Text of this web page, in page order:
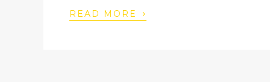
READ MORE ›